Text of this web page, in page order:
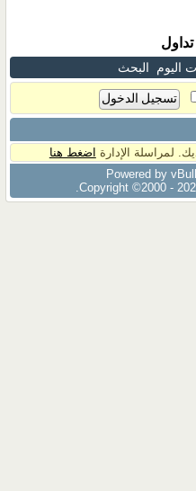
اليوم البحث
لمراسلة الإدارة اضغط هنا
Powered by
Copyright ©2000 -